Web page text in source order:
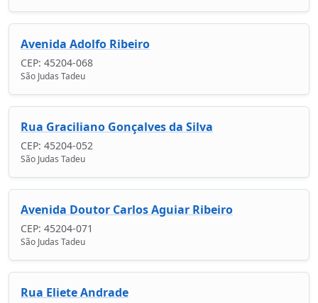
Avenida Adolfo Ribeiro
CEP: 45204-068
São Judas Tadeu
Rua Graciliano Gonçalves da Silva
CEP: 45204-052
São Judas Tadeu
Avenida Doutor Carlos Aguiar Ribeiro
CEP: 45204-071
São Judas Tadeu
Rua Eliete Andrade